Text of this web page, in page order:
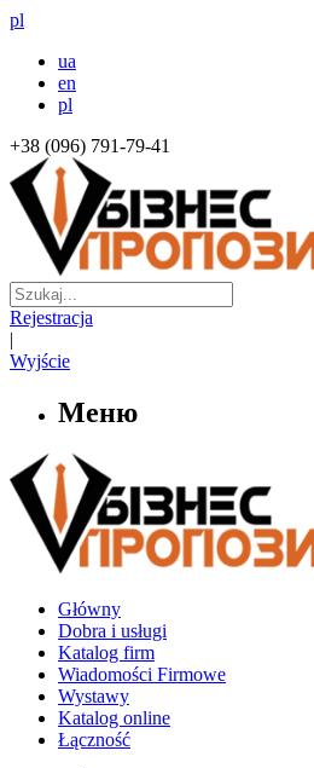
pl
ua
en
pl
+38 (096) 791-79-41
Rejestracja
|
Wyjście
Меню
Główny
Dobra i usługi
Katalog firm
Wiadomości Firmowe
Wystawy
Katalog online
Łączność